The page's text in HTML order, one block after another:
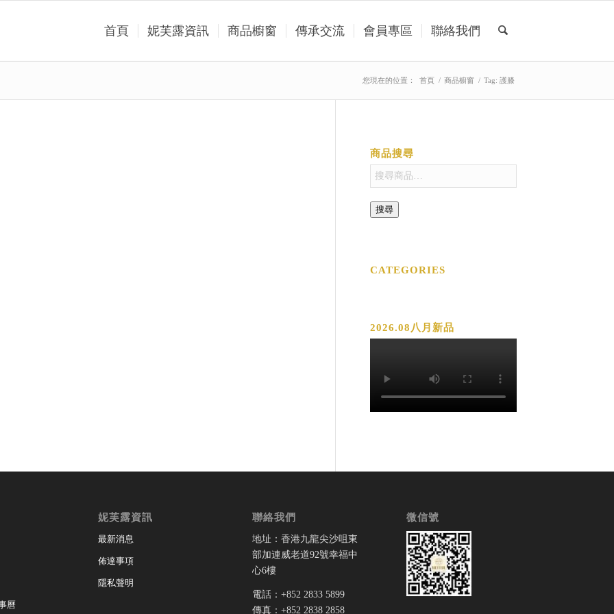
首頁 妮芙露資訊 商品櫥窗 傳承交流 會員專區 聯絡我們
您現在的位置： 首頁 / 商品櫥窗 / Tag: 護膝
商品搜尋
搜尋
CATEGORIES
2026.08八月新品
曆
妮芙露資訊
最新消息
佈達事項
隱私聲明
聯絡我們
地址：香港九龍尖沙咀東
部加連威老道92號幸福中
心6樓
電話：+852 2833 5899
傳真：+852 2838 2858
微信號